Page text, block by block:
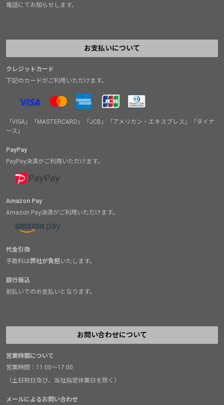
電話にてお知らせします。
お支払いについて
クレジットカード
下記のカードがご利用いただけます。
「VISA」「MASTERCARD」「JCB」「アメリカン・エキスプレス」「ダイナ
ース」
PayPay
PayPay決済がご利用いただけます。
Amazon Pay
Amazon Pay決済がご利用いただけます。
代金引換
手数料は弊社が負担いたします。
銀行振込
前払いでのお支払いとなります。
お問い合わせについて
営業時間について
営業時間：11:00～17:00
（土日祝日及び、当社指定休業日を除く）
メールによるお問い合わせ